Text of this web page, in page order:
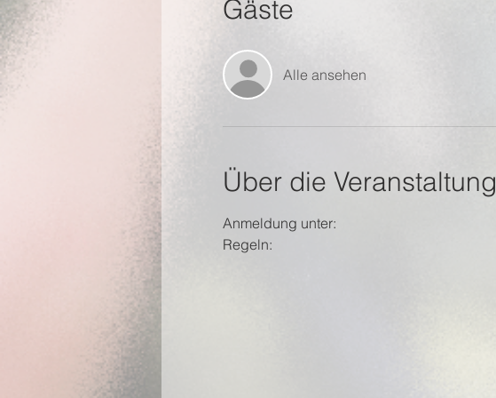
Gäste
Alle ansehen
Über die Veranstaltung
Anmeldung unter:
Regeln: